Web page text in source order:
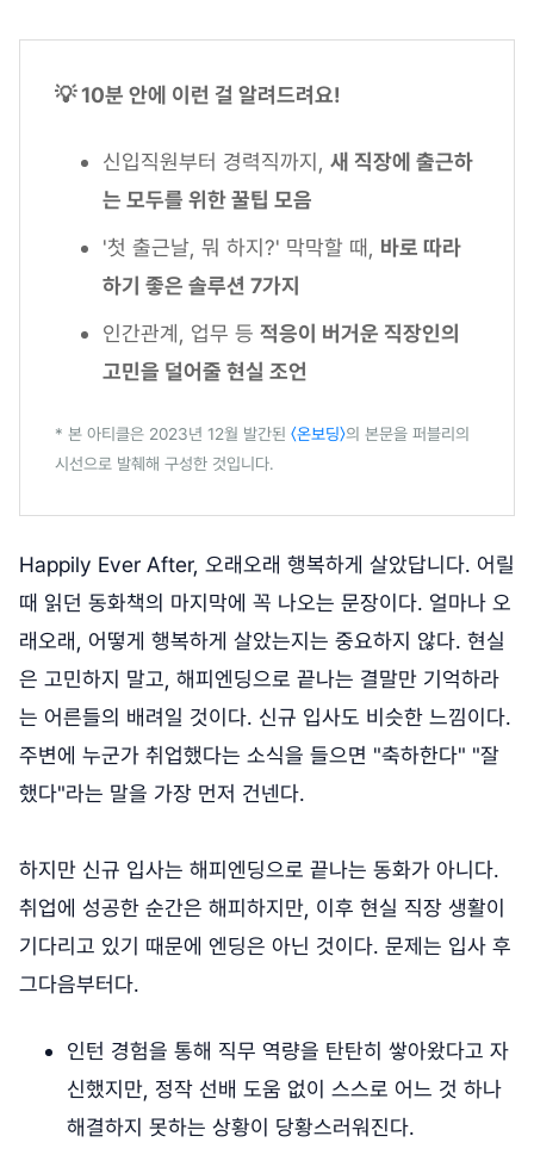
💡 10분 안에 이런 걸 알려드려요!
신입직원부터 경력직까지, 새 직장에 출근하
는 모두를 위한 꿀팁 모음
'첫 출근날, 뭐 하지?' 막막할 때, 바로 따라
하기 좋은 솔루션 7가지
인간관계, 업무 등 적응이 버거운 직장인의
고민을 덜어줄 현실 조언
* 본 아티클은 2023년 12월 발간된 〈온보딩〉의 본문을 퍼블리의
시선으로 발췌해 구성한 것입니다.
Happily Ever After, 오래오래 행복하게 살았답니다. 어릴
때 읽던 동화책의 마지막에 꼭 나오는 문장이다. 얼마나 오
래오래, 어떻게 행복하게 살았는지는 중요하지 않다. 현실
은 고민하지 말고, 해피엔딩으로 끝나는 결말만 기억하라
는 어른들의 배려일 것이다. 신규 입사도 비슷한 느낌이다.
주변에 누군가 취업했다는 소식을 들으면 "축하한다" "잘
했다"라는 말을 가장 먼저 건넨다.
하지만 신규 입사는 해피엔딩으로 끝나는 동화가 아니다.
취업에 성공한 순간은 해피하지만, 이후 현실 직장 생활이
기다리고 있기 때문에 엔딩은 아닌 것이다. 문제는 입사 후
그다음부터다.
인턴 경험을 통해 직무 역량을 탄탄히 쌓아왔다고 자
신했지만, 정작 선배 도움 없이 스스로 어느 것 하나
해결하지 못하는 상황이 당황스러워진다.